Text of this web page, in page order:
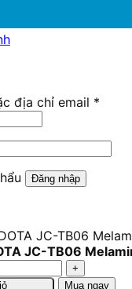
địa chỉ email *
Đăng nhập
JC-TB06
Mua ngay